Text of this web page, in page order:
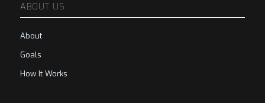
ABOUT US
About
Goals
How It Works